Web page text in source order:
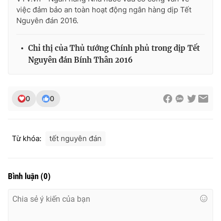
THỜI BÁO VTV
Theo dõi báo trên
Cơ quan báo chí:Thời báo VTV
Tổng Biên tập:
Nguyễn Trọng Ninh
việc đảm bảo an toàn hoạt động ngân hàng dịp Tết
Nguyên đán 2016.
Chỉ thị của Thủ tướng Chính phủ trong dịp Tết
Nguyên đán Bính Thân 2016
0 0
Từ khóa: tết nguyên đán
Bình luận (0)